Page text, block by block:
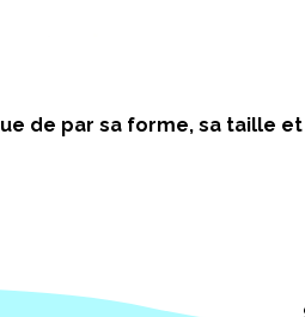
de par sa forme, sa taille